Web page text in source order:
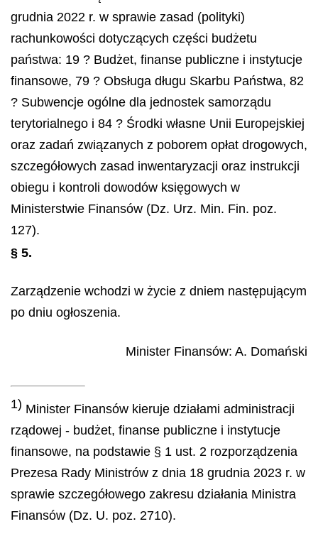
grudnia 2022 r. w sprawie zasad (polityki)
rachunkowości dotyczących części budżetu
państwa: 19 ? Budżet, finanse publiczne i instytucje
finansowe, 79 ? Obsługa długu Skarbu Państwa, 82
? Subwencje ogólne dla jednostek samorządu
terytorialnego i 84 ? Środki własne Unii Europejskiej
oraz zadań związanych z poborem opłat drogowych,
szczegółowych zasad inwentaryzacji oraz instrukcji
obiegu i kontroli dowodów księgowych w
Ministerstwie Finansów (Dz. Urz. Min. Fin. poz.
127).
§ 5.
Zarządzenie wchodzi w życie z dniem następującym
po dniu ogłoszenia.
Minister Finansów: A. Domański
1) Minister Finansów kieruje działami administracji
rządowej - budżet, finanse publiczne i instytucje
finansowe, na podstawie § 1 ust. 2 rozporządzenia
Prezesa Rady Ministrów z dnia 18 grudnia 2023 r. w
sprawie szczegółowego zakresu działania Ministra
Finansów (Dz. U. poz. 2710).